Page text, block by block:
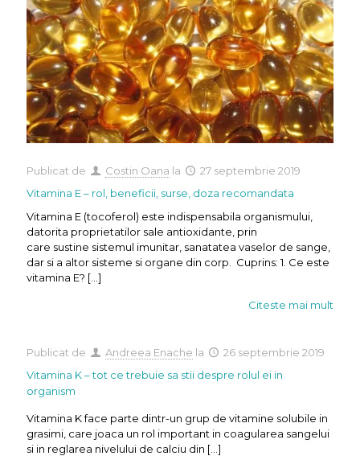
Publicat de Costin Oana la
27 septembrie 2019
Vitamina E – rol, beneficii, surse, doza recomandata
Vitamina E (tocoferol) este indispensabila organismului,
datorita proprietatilor sale antioxidante, prin
care sustine sistemul imunitar, sanatatea vaselor de sange,
dar si a altor sisteme si organe din corp. Cuprins: 1. Ce este
vitamina E? […]
Citeste mai mult
Publicat de Andreea Enache la
26 septembrie 2019
Vitamina K – tot ce trebuie sa stii despre rolul ei in
organism
Vitamina K face parte dintr-un grup de vitamine solubile in
grasimi, care joaca un rol important in coagularea sangelui
si in reglarea nivelului de calciu din […]